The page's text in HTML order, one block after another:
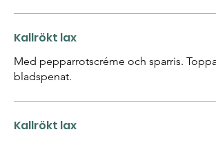
Kallrökt lax
Med pepparrotscréme och sparris.
bladspenat.
Kallrökt lax